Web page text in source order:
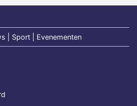
| Sport | Evenementen